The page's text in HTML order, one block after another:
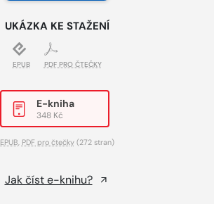
UKÁZKA KE STAŽENÍ
EPUB PDF PRO ČTEČKY
E-kniha
348 Kč
EPUB, PDF pro čtečky(272 stran)
Jak číst e-knihu?